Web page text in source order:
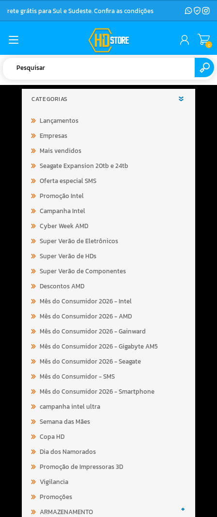
Frete grátis para Sul e Sudeste. Confira as condições
0
CATEGORIAS
Lançamentos
Empresas
Mais vendidos
Seagate Expansion 20tb e 24tb
Oferta especial SMS
Promoção Intel
Campanha Intel
Cyber Week AMD
Super Verão de Eletrônicos
Super Verão de HDs
Super Verão de Componentes
Descontos AMD
Mês do Consumidor 2026 - Intel
Mês do Consumidor 2026 - AMD
Mês do Consumidor 2026 - Gainward
Mês do Consumidor 2026 - Gigabyte AM5
Mês do Consumidor 2026 - Seagate
Mês do Consumidor - SMS
Mês do Consumidor 2026 - Smartphone
campanha intel ultra
Semana das Mães
Copa HD
Dia dos Namorados
Promoção de Impressoras 3D
Vigilancia
Promoções
ARMAZENAMENTO
+